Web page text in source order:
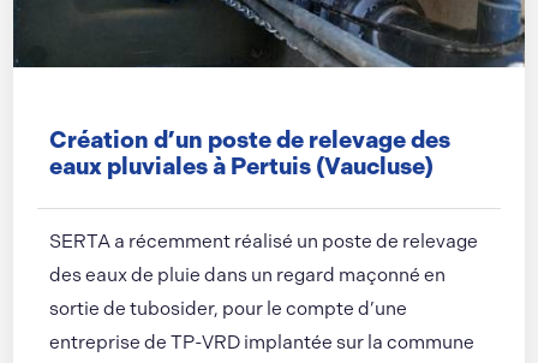
Création d’un poste de relevage des
eaux pluviales à Pertuis (Vaucluse)
SERTA a récemment réalisé un poste de relevage
des eaux de pluie dans un regard maçonné en
sortie de tubosider, pour le compte d’une
entreprise de TP-VRD implantée sur la commune